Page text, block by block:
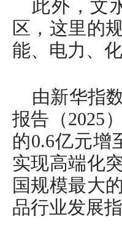
此外，文
区，这里的
能、电力、
由新华指
报告（2025
的0.6亿元增
实现高端化
国规模最大
品行业发展